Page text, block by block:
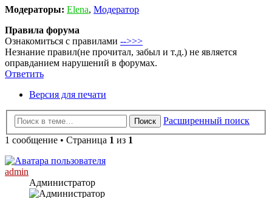
Модераторы: Elena, Модератор
Правила форума
Ознакомиться с правилами -->>>
Незнание правил(не прочитал, забыл и т.д.) не является
оправданием нарушений в форумах.
Ответить
Версия для печати
Поиск
Расширенный поиск
1 сообщение • Страница 1 из 1
admin
Администратор